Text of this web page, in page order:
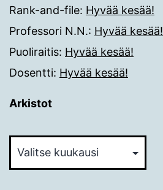
Rank-and-file: Hyvää kesää!
Professori N.N.: Hyvää kesää!
Puoliraitis: Hyvää kesää!
Dosentti: Hyvää kesää!
Arkistot